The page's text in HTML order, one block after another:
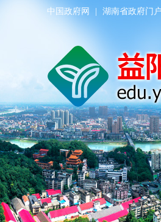
中国政府网 湖南省政府门